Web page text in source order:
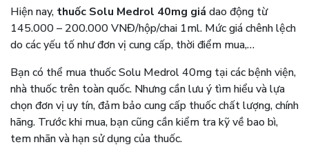
Hiện nay, thuốc Solu Medrol 40mg giá dao động từ
145.000 – 200.000 VNĐ/hộp/chai 1ml. Mức giá chênh lệch
do các yếu tố như đơn vị cung cấp, thời điểm mua,…
Bạn có thể mua thuốc Solu Medrol 40mg tại các bệnh viện,
nhà thuốc trên toàn quốc. Nhưng cần lưu ý tìm hiểu và lựa
chọn đơn vị uy tín, đảm bảo cung cấp thuốc chất lượng, chính
hãng. Trước khi mua, bạn cũng cần kiểm tra kỹ về bao bì,
tem nhãn và hạn sử dụng của thuốc.